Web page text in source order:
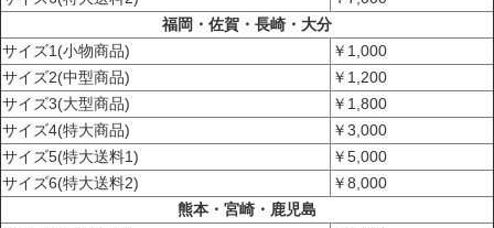
福岡・佐賀・長崎・大分
サイズ1(小物商品)
￥1,000
サイズ2(中型商品)
￥1,200
サイズ3(大型商品)
￥1,800
サイズ4(特大商品)
￥3,000
サイズ5(特大送料1)
￥5,000
サイズ6(特大送料2)
￥8,000
熊本・宮崎・鹿児島